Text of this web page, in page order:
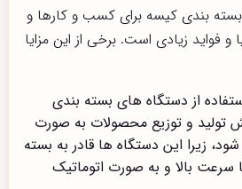
بسته بندی کیسه برای کسب و کارها و
و فواید زیادی است. برخی از این مزایا
از دستگاه های بسته بندی
تولید و توزیع محصولات به صورت
زیرا این دستگاه ها قادر به بسته
سرعت بالا و به صورت اتوماتیک